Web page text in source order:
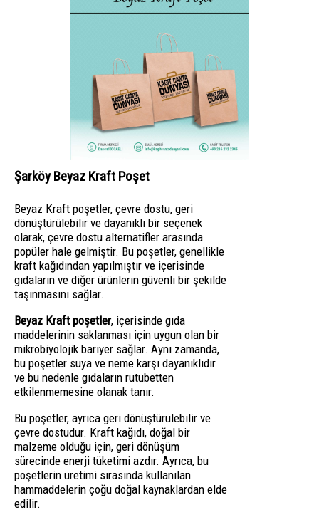
Şarköy Beyaz Kraft Poşet
Beyaz Kraft poşetler, çevre dostu, geri
dönüştürülebilir ve dayanıklı bir seçenek
olarak, çevre dostu alternatifler arasında
popüler hale gelmiştir. Bu poşetler, genellikle
kraft kağıdından yapılmıştır ve içerisinde
gıdaların ve diğer ürünlerin güvenli bir şekilde
taşınmasını sağlar.
Beyaz Kraft poşetler, içerisinde gıda
maddelerinin saklanması için uygun olan bir
mikrobiyolojik bariyer sağlar. Aynı zamanda,
bu poşetler suya ve neme karşı dayanıklıdır
ve bu nedenle gıdaların rutubetten
etkilenmemesine olanak tanır.
Bu poşetler, ayrıca geri dönüştürülebilir ve
çevre dostudur. Kraft kağıdı, doğal bir
malzeme olduğu için, geri dönüşüm
sürecinde enerji tüketimi azdır. Ayrıca, bu
poşetlerin üretimi sırasında kullanılan
hammaddelerin çoğu doğal kaynaklardan elde
edilir.